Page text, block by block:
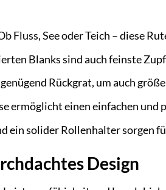
Fluss, See oder Teich – diese
Blanks sind auch feinste
Rückgrat, um auch
ermöglicht einen einfachen und
ein solider Rollenhalter sorgen
Design